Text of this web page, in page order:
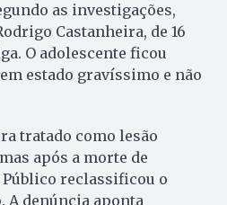
as investigações,
Castanheira, de 16
O adolescente ficou
estado gravíssimo e não
tratado como lesão
após a morte de
reclassificou o
denúncia aponta